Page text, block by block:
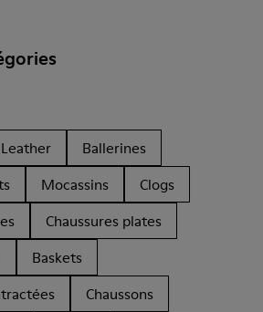
Ballerines
Mocassins
Clogs
Chaussures plates
Baskets
Chaussons